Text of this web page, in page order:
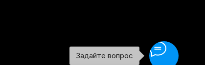
Задайте вопрос